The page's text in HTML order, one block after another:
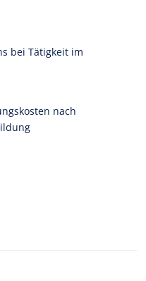
bei Tätigkeit im
nach